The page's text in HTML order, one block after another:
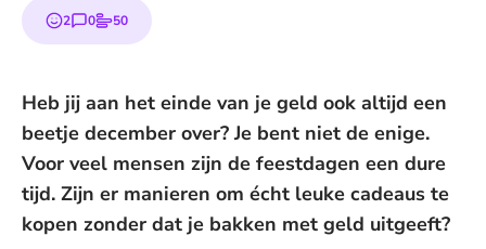
2
emojis
0
reacties
50
stemmen
Heb jij aan het einde van je geld ook altijd een
beetje december over? Je bent niet de enige.
Voor veel mensen zijn de feestdagen een dure
tijd. Zijn er manieren om écht leuke cadeaus te
kopen zonder dat je bakken met geld uitgeeft?